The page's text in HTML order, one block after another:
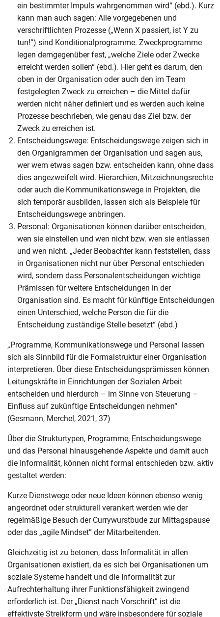
ein bestimmter Impuls wahrgenommen wird“ (ebd.). Kurz
kann man auch sagen: Alle vorgegebenen und
verschriftlichten Prozesse („Wenn X passiert, ist Y zu
tun!“) sind Konditionalprogramme. Zweckprogramme
legen demgegenüber fest, „welche Ziele oder Zwecke
erreicht werden sollen“ (ebd.). Hier geht es darum, den
oben in der Organisation oder auch den im Team
festgelegten Zweck zu erreichen – die Mittel dafür
werden nicht näher definiert und es werden auch keine
Prozesse beschrieben, wie genau das Ziel bzw. der
Zweck zu erreichen ist.
Entscheidungswege: Entscheidungswege zeigen sich in
den Organigrammen der Organisation und sagen aus,
wer wem etwas sagen bzw. entscheiden kann, ohne dass
dies angezweifelt wird. Hierarchien, Mitzeichnungsrechte
oder auch die Kommunikationswege in Projekten, die
sich temporär ausbilden, lassen sich als Beispiele für
Entscheidungswege anbringen.
Personal: Organisationen können darüber entscheiden,
wen sie einstellen und wen nicht bzw. wen sie entlassen
und wen nicht. „Jeder Beobachter kann feststellen, dass
in Organisationen nicht nur über Personal entschieden
wird, sondern dass Personalentscheidungen wichtige
Prämissen für weitere Entscheidungen in der
Organisation sind. Es macht für künftige Entscheidungen
einen Unterschied, welche Person die für die
Entscheidung zuständige Stelle besetzt“ (ebd.)
„Programme, Kommunikationswege und Personal lassen
sich als Sinnbild für die Formalstruktur einer Organisation
interpretieren. Über diese Entscheidungsprämissen können
Leitungskräfte in Einrichtungen der Sozialen Arbeit
entscheiden und hierdurch – im Sinne von Steuerung –
Einfluss auf zukünftige Entscheidungen nehmen“
(Gesmann, Merchel, 2021, 37)
Über die Strukturtypen, Programme, Entscheidungswege
und das Personal hinausgehende Aspekte und damit auch
die Informalität, können nicht formal entschieden bzw. aktiv
gestaltet werden:
Kurze Dienstwege oder neue Ideen können ebenso wenig
angeordnet oder strukturell verankert werden wie der
regelmäßige Besuch der Currywurstbude zur Mittagspause
oder das „agile Mindset” der Mitarbeitenden.
Gleichzeitig ist zu betonen, dass Informalität in allen
Organisationen existiert, da es sich bei Organisationen um
soziale Systeme handelt und die Informalität zur
Aufrechterhaltung ihrer Funktionsfähigkeit zwingend
erforderlich ist. Der „Dienst nach Vorschrift” ist die
effektivste Streikform und wäre insbesondere für soziale